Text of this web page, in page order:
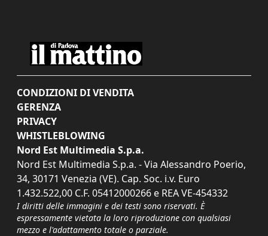
CONDIZIONI DI VENDITA
GERENZA
PRIVACY
WHISTLEBLOWING
Nord Est Multimedia S.p.a.
Nord Est Multimedia S.p.a. - Via Alessandro Poerio,
34, 30171 Venezia (VE). Cap. Soc. i.v. Euro
1.432.522,00 C.F. 05412000266 e REA VE-454332
I diritti delle immagini e dei testi sono riservati. È
espressamente vietata la loro riproduzione con qualsiasi
mezzo e l'adattamento totale o parziale.